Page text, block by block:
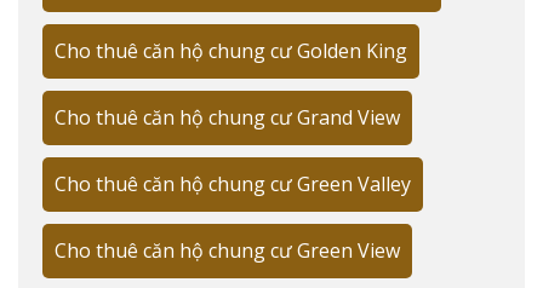
Quy mô dự án:
Tổng diện tích: 2,500m²
Mật độ xây dựng: 45%
Số tầng: 15 tầng
Số căn/tầng: 8 căn
Diện tích cây xanh: 25%
Cho thuê căn hộ chung cư Golden King
Cho thuê căn hộ chung cư Grand View
Cho thuê căn hộ chung cư Green Valley
Cho thuê căn hộ chung cư Green View